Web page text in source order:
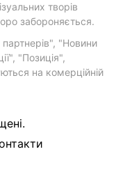
творів
забороняється.
"Новини
"Позиція",
на комерційній